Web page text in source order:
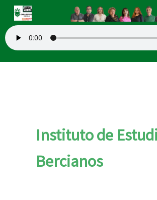
contenido
Instituto de
Bercianos